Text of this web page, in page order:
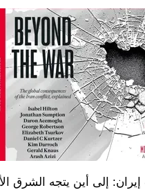
إلى أين يتجه الشرق